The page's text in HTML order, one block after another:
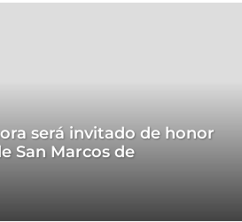
será invitado de honor
San Marcos de